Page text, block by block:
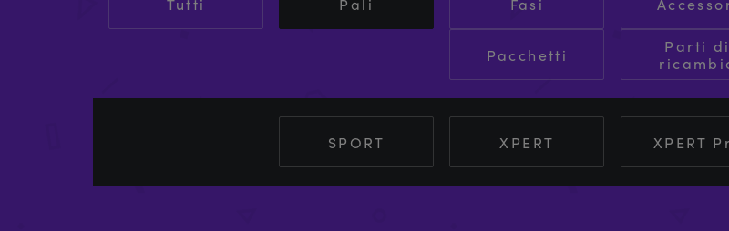
Pacchetti
Parti di
SPORT XPERT XPERT